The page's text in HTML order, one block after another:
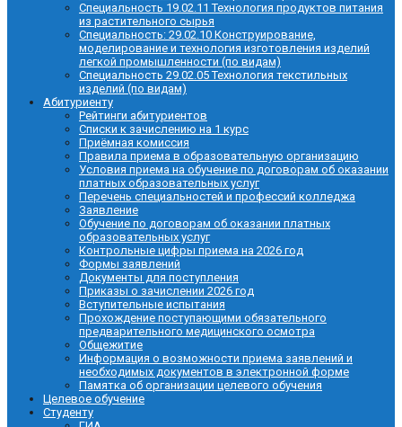
Специальность 19.02.11 Технология продуктов питания
из растительного сырья
Специальность: 29.02.10 Конструирование,
моделирование и технология изготовления изделий
легкой промышленности (по видам)
Специальность 29.02.05 Технология текстильных
изделий (по видам)
Абитуриенту
Рейтинги абитуриентов
Списки к зачислению на 1 курс
Приёмная комиссия
Правила приема в образовательную организацию
Условия приема на обучение по договорам об оказании
платных образовательных услуг
Перечень специальностей и профессий колледжа
Заявление
Обучение по договорам об оказании платных
образовательных услуг
Контрольные цифры приема на 2026 год
Формы заявлений
Документы для поступления
Приказы о зачислении 2026 год
Вступительные испытания
Прохождение поступающими обязательного
предварительного медицинского осмотра
Общежитие
Информация о возможности приема заявлений и
необходимых документов в электронной форме
Памятка об организации целевого обучения
Целевое обучение
Студенту